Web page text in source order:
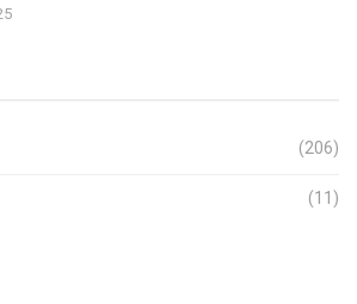
(206)
(11)